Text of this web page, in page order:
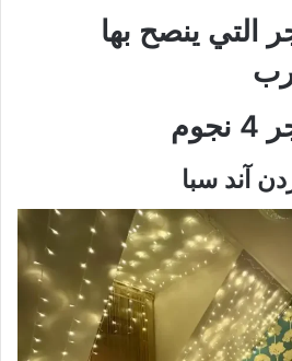
التي ينصح بها
آند سبا